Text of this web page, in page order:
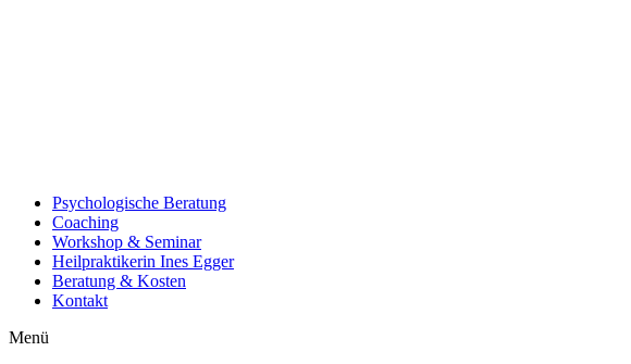
Psychologische Beratung
Coaching
Workshop & Seminar
Heilpraktikerin Ines Egger
Beratung & Kosten
Kontakt
Menü